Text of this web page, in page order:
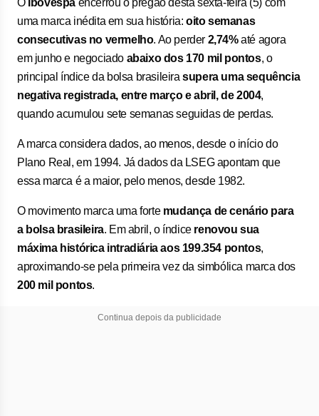
O Ibovespa encerrou o pregão desta sexta-feira (5) com
uma marca inédita em sua história:oito semanas
consecutivas no vermelho. Ao perder 2,74%até agora
em junho e negociado abaixo dos 170 mil pontos, o
principal índice da bolsa brasileirasupera uma sequência
negativa registrada, entre março e abril, de 2004,
quando acumulou sete semanas seguidas de perdas.
A marca considera dados, ao menos, desde o início do
Plano Real, em 1994. Já dados da LSEG apontam que
essa marca é a maior, pelo menos, desde 1982.
O movimento marca uma forte mudança de cenário para
a bolsa brasileira. Em abril, o índice renovou sua
máxima histórica intradiária aos 199.354 pontos,
aproximando-se pela primeira vez da simbólica marca dos
200 mil pontos.
Continua depois da publicidade